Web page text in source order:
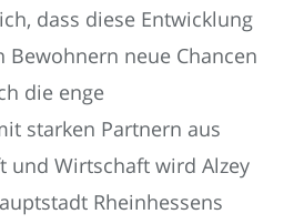
dass diese Entwicklung
Bewohnern neue Chancen
die enge
starken Partnern aus
und Wirtschaft wird Alzey
Rheinhessens